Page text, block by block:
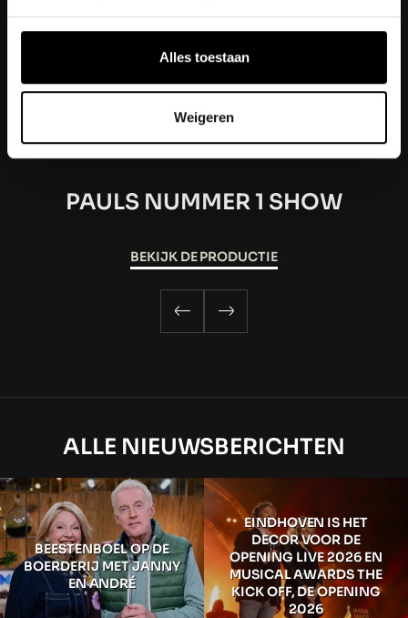
Alles toestaan
Weigeren
VERDER LEZEN
PAULS NUMMER 1 SHOW
BEKIJK DE PRODUCTIE
ALLE NIEUWSBERICHTEN
BEESTENBOEL OP DE
BOERDERIJ MET JANNY
EN ANDRÉ
EINDHOVEN IS HET
DECOR VOOR DE
OPENING LIVE 2026 EN
MUSICAL AWARDS THE
KICK OFF, DE OPENING
2026